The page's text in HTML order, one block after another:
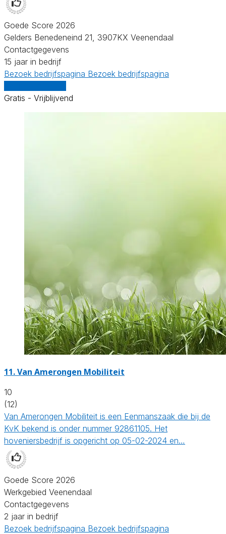
Goede Score 2026
Gelders Benedeneind 21, 3907KX Veenendaal
Contactgegevens
15 jaar in bedrijf
Bezoek bedrijfspagina Bezoek bedrijfspagina
Gratis - Vrijblijvend
11.Van Amerongen Mobiliteit
10
(12)
Van Amerongen Mobiliteit is een Eenmanszaak die bij de
KvK bekend is onder nummer 92861105. Het
hoveniersbedrijf is opgericht op 05-02-2024 en…
Goede Score 2026
Werkgebied Veenendaal
Contactgegevens
2 jaar in bedrijf
Bezoek bedrijfspagina Bezoek bedrijfspagina